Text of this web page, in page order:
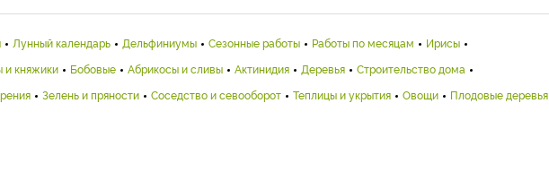
Лунный календарь Дельфиниумы Сезонные работы Работы по месяцам
Ирисы
и княжики Бобовые Абрикосы и сливы Актинидия Деревья
Строительство дома
Зелень и пряности Соседство и севооборот Теплицы и укрытия Овощи
Плодовые деревья